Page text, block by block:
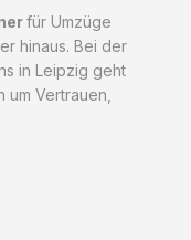
für Umzüge
hinaus. Bei der
in Leipzig geht
Vertrauen,